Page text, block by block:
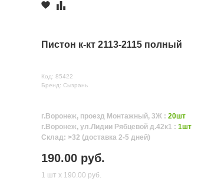
Пистон к-кт 2113-2115 полный
Код: 85422
Бренд: Сызрань
г.Воронеж, проезд Монтажный, 3Ж : 20шт
г.Воронеж, ул.Лидии Рябцевой д.42к1 : 1шт
Склад: >32 (доставка 2-5 дней)
190.00 руб.
1 шт х 190.00 руб.